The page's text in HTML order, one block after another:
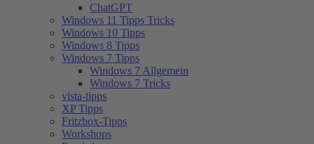
ChatGPT
Windows 11 Tipps Tricks
Windows 10 Tipps
Windows 8 Tipps
Windows 7 Tipps
Windows 7 Allgemein
Windows 7 Tricks
vista-tipps
XP Tipps
Fritzbox-Tipps
Workshops